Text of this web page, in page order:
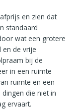
en zien dat
standaard
wat een grotere
en de vrije
bij de
in een ruimte
ruimte en een
die niet in
ervaart.